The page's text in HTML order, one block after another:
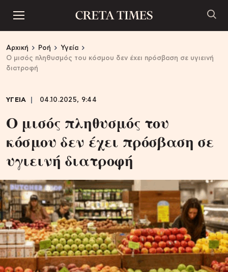
Αρχική Ροή
Υγεία
Ο μισός πληθυσμός του κόσμου δεν έχει πρόσβαση σε υγιεινή
διατροφή
ΥΓΕΙΑ 04.10.2025, 9:44
Ο μισός πληθυσμός του
κόσμου δεν έχει πρόσβαση σε
υγιεινή διατροφή